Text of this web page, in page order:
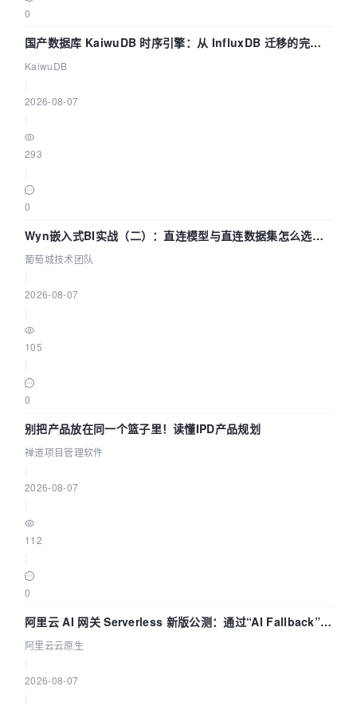
0
国产数据库 KaiwuDB 时序引擎：从 InfluxDB 迁移的完整
技术路径
KaiwuDB
2026-08-07
293
0
Wyn嵌入式BI实战（二）：直连模型与直连数据集怎么选，
参数为什么不生效？| 葡萄城技术团队
葡萄城技术团队
2026-08-07
105
0
别把产品放在同一个篮子里！读懂IPD产品规划
禅道项目管理软件
2026-08-07
112
0
阿里云 AI 网关 Serverless 新版公测：通过“AI Fallback”与
拓扑可视化构建 AI 流量治理底座
阿里云云原生
2026-08-07